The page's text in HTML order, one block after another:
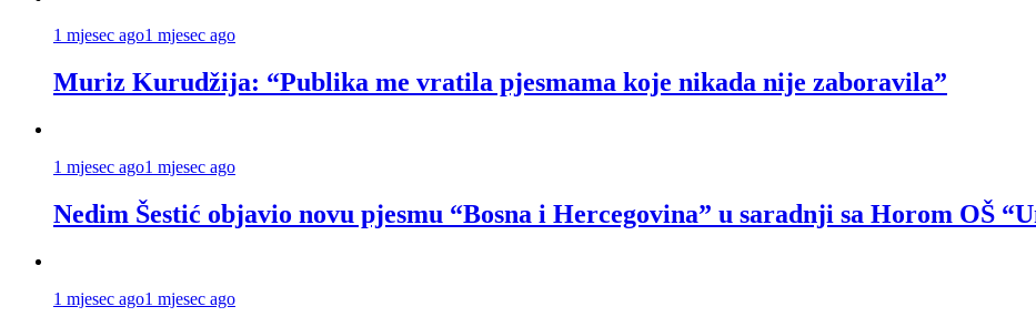
1 mjesec ago1 mjesec ago
Muriz Kurudžija: “Publika me vratila pjesmama koje nikada nije zaboravila”
1 mjesec ago1 mjesec ago
Nedim Šestić objavio novu pjesmu “Bosna i Hercegovina” u saradnji sa Horom OŠ
1 mjesec ago1 mjesec ago